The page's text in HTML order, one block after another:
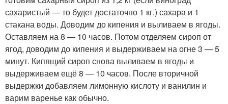
сахаристый — то будет достаточно 1 кг.) сахара и 1
стакана воды. Доводим до кипения и выливаем в ягоды.
Оставляем на 8 — 10 часов. Потом отделяем сироп от
ягод, доводим до кипения и выдерживаем на огне 3 — 5
минут. Кипящий сироп снова выливаем в ягоды и
выдерживаем ещё 8 — 10 часов. После вторичной
выдержки добавляем лимонную кислоту и ванилин и
варим варенье как обычно.